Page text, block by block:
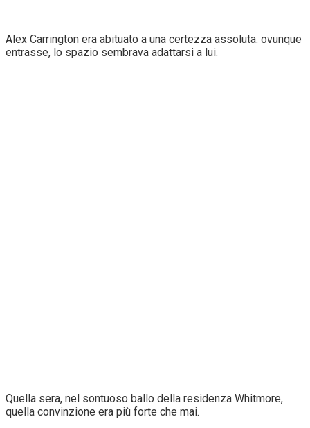
Alex Carrington era abituato a una certezza assoluta: ovunque
entrasse, lo spazio sembrava adattarsi a lui.
Quella sera, nel sontuoso ballo della residenza Whitmore,
quella convinzione era più forte che mai.